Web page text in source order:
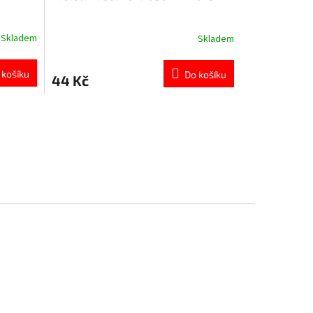
Skladem
košíku
Skladem
44 Kč Do košíku